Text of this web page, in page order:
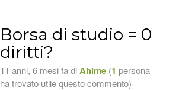
Borsa di studio = 0
diritti?
11 anni, 6 mesi fa diAhime (1 persona
ha trovato utile questo commento)